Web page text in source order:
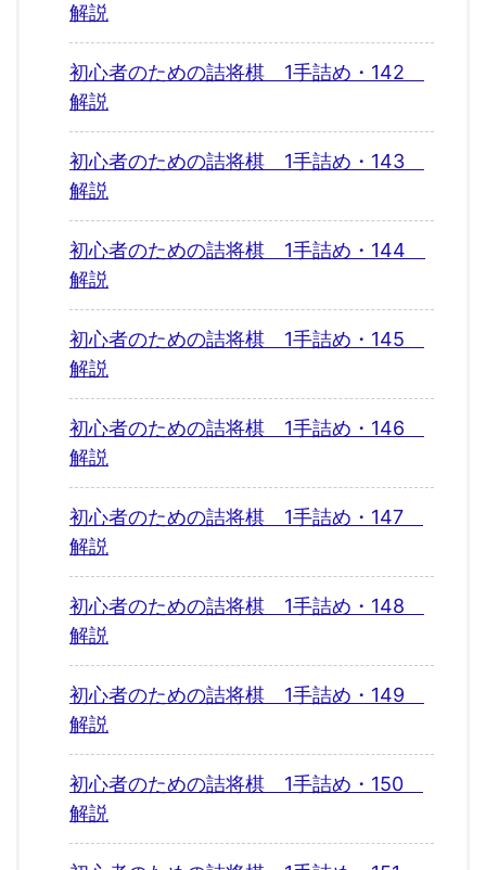
解説
初心者のための詰将棋 1手詰め・142
解説
初心者のための詰将棋 1手詰め・143
解説
初心者のための詰将棋 1手詰め・144
解説
初心者のための詰将棋 1手詰め・145
解説
初心者のための詰将棋 1手詰め・146
解説
初心者のための詰将棋 1手詰め・147
解説
初心者のための詰将棋 1手詰め・148
解説
初心者のための詰将棋 1手詰め・149
解説
初心者のための詰将棋 1手詰め・150
解説